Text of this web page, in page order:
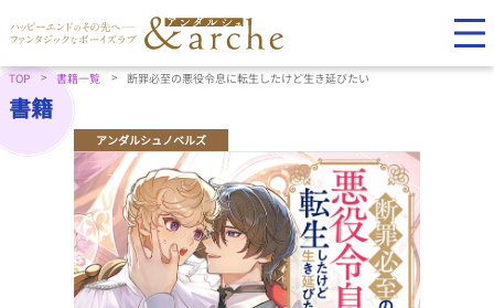
TOP 書籍一覧 断罪必至の悪役令息に転生したけど生き延びたい
書籍
アンダルシュノベルズ